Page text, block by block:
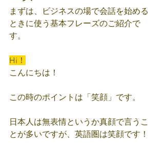
まずは、ビジネスの場で会話を始める
ときに使う基本フレーズのご紹介で
す。
Hi！
こんにちは！
この時のポイントは「笑顔」です。
日本人は無表情というか真顔で言うこ
とが多いですが、英語圏は笑顔です！